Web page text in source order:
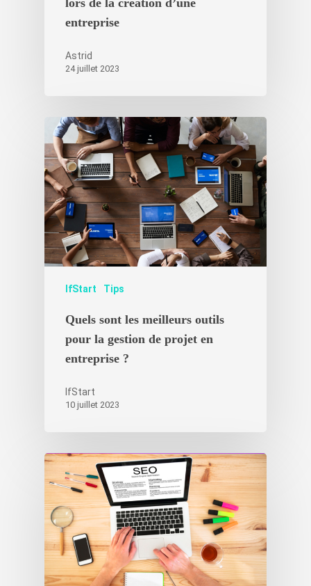
entreprise
Astrid
24 juillet 2023
IfStart Tips
Quels sont les meilleurs outils
pour la gestion de projet en
entreprise ?
IfStart
10 juillet 2023
accélérateur
Nos
Les experts
Actualités
Actualités récentes
Nouvelles start-ups
Contact